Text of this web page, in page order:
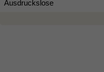
Ausdruckslose